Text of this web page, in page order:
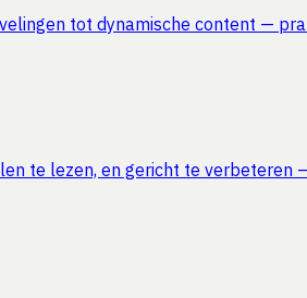
tot dynamische content —
te lezen, en gericht te verbeteren